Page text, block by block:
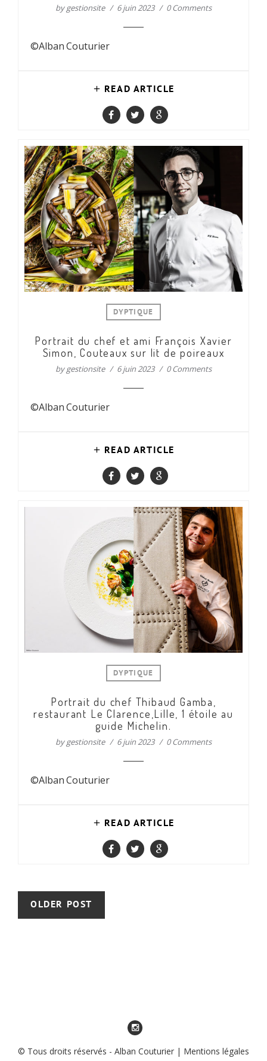
bygestionsite 6 juin 2023 0 Comments
©Alban Couturier
READ ARTICLE
DYPTIQUE
Portrait du chef et ami François Xavier
Simon, Couteaux sur lit de poireaux
bygestionsite 6 juin 2023 0 Comments
©Alban Couturier
READ ARTICLE
DYPTIQUE
Portrait du chef Thibaud Gamba,
restaurant Le Clarence,Lille, 1 étoile au
guide Michelin.
bygestionsite 6 juin 2023 0 Comments
©Alban Couturier
READ ARTICLE
OLDER POST
© Tous droits réservés - Alban Couturier | Mentions légales